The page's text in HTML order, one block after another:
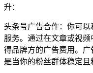
升：
头条号广告合作：你可
服务。通过在文章或视
得品牌方的广告费用。
是当你的粉丝群体稳定且